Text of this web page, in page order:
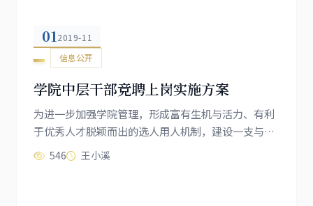
01 2019-11
信息公开
学院中层干部竞聘上岗实施方案
为进一步加强学院管理，形成富有生机与活力、有利
于优秀人才脱颖而出的选人用人机制，建设一支与时
俱进、善于开拓创新、具有强烈的责任感和奉献精神
的高素质干部队伍，为完成好我院的前景规划，提供
546 王小溪